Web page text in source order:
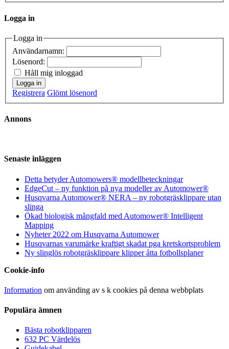
Logga in
Logga in
Användarnamn:
Lösenord:
Håll mig inloggad
Logga in
Registrera Glömt lösenord
Annons
Senaste inläggen
Detta betyder Automowers® modellbeteckningar
EdgeCut – ny funktion på nya modeller av Automower®
Husqvarna Automower® NERA – ny robotgräsklippare utan
slinga
Ökad biologisk mångfald med Automower® Intelligent
Mapping
Nyheter 2022 om Husqvarna Automower
Husqvarnas varumärke kraftigt skadat pga kretskortsproblem
Ny slinglös robotgräsklippare klipper åtta fotbollsplaner
Cookie-info
Information om använding av s k cookies på denna webbplats
Populära ämnen
Bästa robotklipparen
632 PC Värdelös